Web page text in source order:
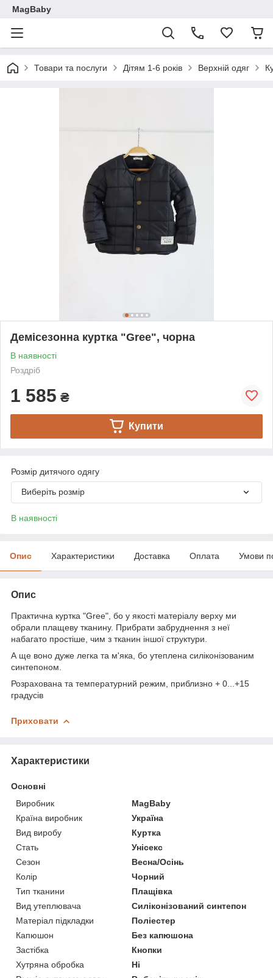
MagBaby
Товари та послуги Дітям 1-6 років Верхній одяг
Демісезонна куртка "Gree", чорна
В наявності
Роздріб
1 585 ₴
Купити
Розмір дитячого одягу
Виберіть розмір
В наявності
Опис Характеристики Доставка Оплата Умови
Опис
Практична куртка "Gree", бо у якості матеріалу верху ми
обрали плащеву тканину. Прибрати забруднення з неї
набагато простіше, чим з тканин іншої структури.
А ще воно дуже легка та м'яка, бо утеплена силіконізованим
синтепоном.
Розрахована та температурний режим, приблизно + 0...+15
градусів
Приховати
Характеристики
Основні
Виробник
MagBaby
Країна виробник
Україна
Вид виробу
Куртка
Стать
Унісекс
Сезон
Весна/Осінь
Колір
Чорний
Тип тканини
Плащівка
Вид утеплювача
Силіконізований синтепон
Матеріал підкладки
Поліестер
Капюшон
Без капюшона
Застібка
Кнопки
Хутряна обробка
Ні